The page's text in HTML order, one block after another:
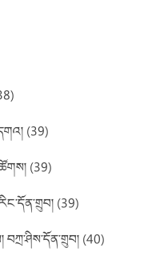
(39)
(39)
(39)
བཀྲ་ཤིས་དོན་གྲུབ། (40)